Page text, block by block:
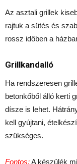
Az asztali grillek
rajtuk a sütés és
rossz időben a
Grillkandalló
Ha rendszeresen
betonkőből álló kerti
dísze is lehet.
kell gyújtani,
szükséges.
Fontos:A készülék